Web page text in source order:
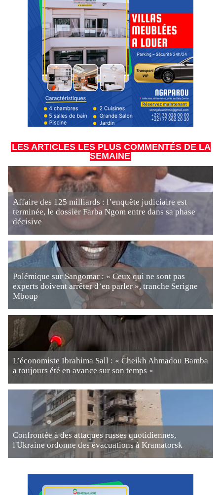
LES ARTICLES LES PLUS COMMENTÉS DE LA
SEMAINE
Affaire des 125 milliards : l’enquête judiciaire est
terminée, le dossier Farba Ngom entre dans sa phase
décisive
Polémique sur Sangomar : « Ceux qui ne sont pas
experts doivent arrêter d’en parler », tranche Serigne
Mboup
L’économiste Ibrahima Sall : « Cheikh Ahmadou Bamba
a toujours été en avance sur son temps »
Confrontée à des attaques russes quotidiennes,
l'Ukraine ordonne des évacuations à Kramatorsk